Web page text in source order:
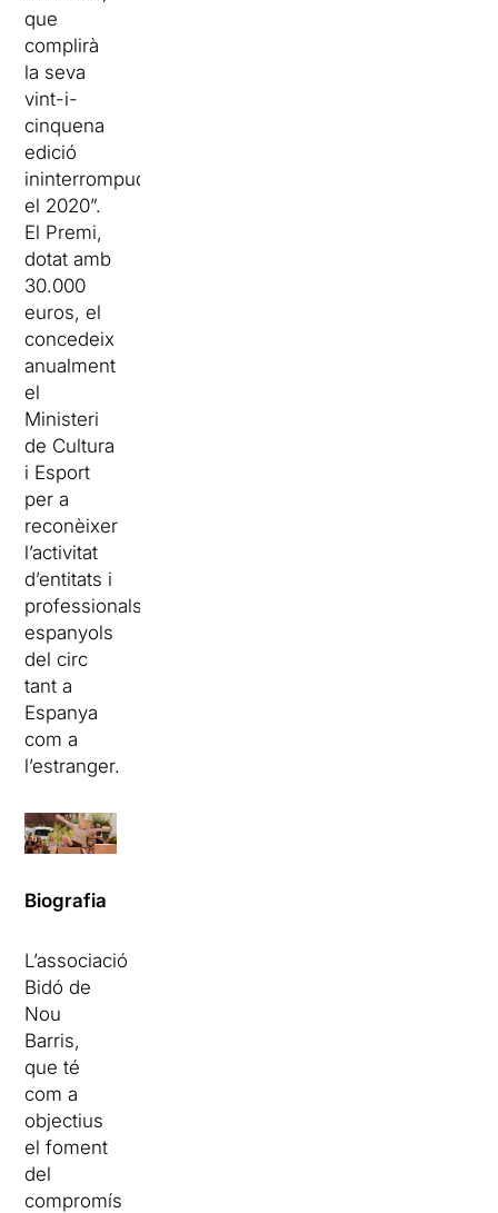
que
complirà
la seva
vint-i-
cinquena
edició
ininterrompuda
el 2020”.
El Premi,
dotat amb
30.000
euros, el
concedeix
anualment
el
Ministeri
de Cultura
i Esport
per a
reconèixer
l’activitat
d’entitats i
professionals
espanyols
del circ
tant a
Espanya
com a
l’estranger.
Biografia
L’associació
Bidó de
Nou
Barris,
que té
com a
objectius
el foment
del
compromís